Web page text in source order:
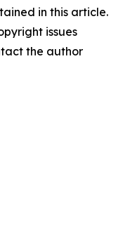
in this article.
issues
the author